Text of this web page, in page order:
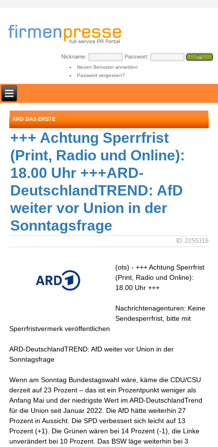
Nickname: Passwort:
Neuen Benutzer anmelden
Passwort vergessen?
ARD DAS ERSTE
+++ Achtung Sperrfrist
(Print, Radio und Online):
18.00 Uhr +++ARD-
DeutschlandTREND: AfD
weiter vor Union in der
Sonntagsfrage
ID: 2255316
(ots) - +++ Achtung Sperrfrist
(Print, Radio und Online):
18.00 Uhr +++
Nachrichtenagenturen: Keine
Sendesperrfrist, bitte mit
Sperrfristvermerk veröffentlichen
ARD-DeutschlandTREND: AfD weiter vor Union in der
Sonntagsfrage
Wenn am Sonntag Bundestagswahl wäre, käme die CDU/CSU
derzeit auf 23 Prozent – das ist ein Prozentpunkt weniger als
Anfang Mai und der niedrigste Wert im ARD-DeutschlandTrend
für die Union seit Januar 2022. Die AfD hätte weiterhin 27
Prozent in Aussicht. Die SPD verbessert sich leicht auf 13
Prozent (+1). Die Grünen wären bei 14 Prozent (-1), die Linke
unverändert bei 10 Prozent. Das BSW läge weiterhin bei 3